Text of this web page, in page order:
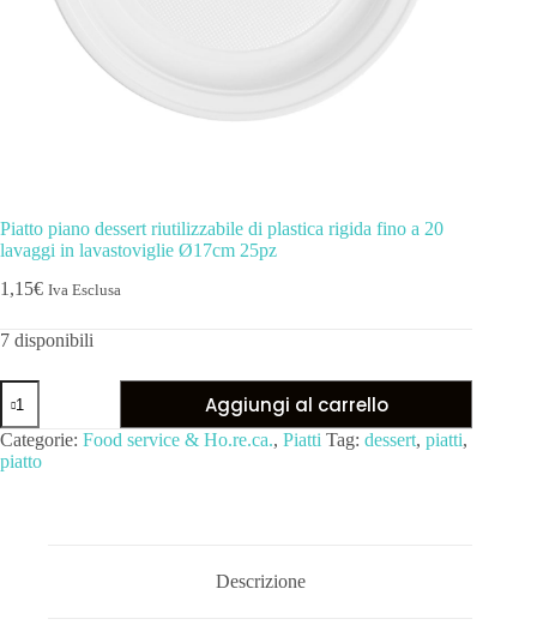
Piatto piano dessert riutilizzabile di plastica rigida fino a 20
lavaggi in lavastoviglie Ø17cm 25pz
1,15€ Iva Esclusa
7 disponibili
Aggiungi al carrello
Categorie: Food service & Ho.re.ca., Piatti Tag: dessert, piatti,
piatto
Descrizione